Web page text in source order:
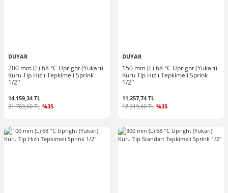
DUYAR
200 mm (L) 68 °C Upright (Yukarı)
Kuru Tip Hızlı Tepkimeli Sprink
1/2''
14.159,34 TL
21.783,60 TL %35
DUYAR
150 mm (L) 68 °C Upright (Yukarı)
Kuru Tip Hızlı Tepkimeli Sprink
1/2''
11.257,74 TL
17.319,60 TL %35